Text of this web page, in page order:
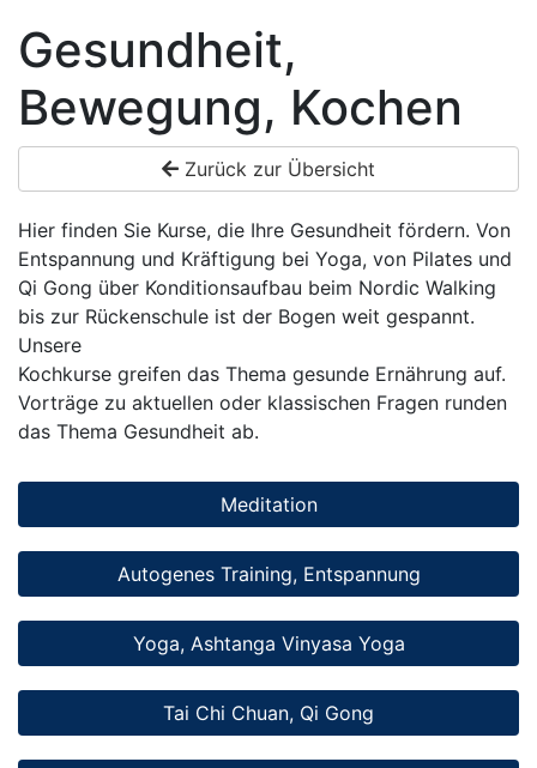
Gesundheit,
Bewegung, Kochen
Zurück zur Übersicht
Hier finden Sie Kurse, die Ihre Gesundheit fördern. Von
Entspannung und Kräftigung bei Yoga, von Pilates und
Qi Gong über Konditionsaufbau beim Nordic Walking
bis zur Rückenschule ist der Bogen weit gespannt.
Unsere
Kochkurse greifen das Thema gesunde Ernährung auf.
Vorträge zu aktuellen oder klassischen Fragen runden
das Thema Gesundheit ab.
Meditation
Autogenes Training, Entspannung
Yoga, Ashtanga Vinyasa Yoga
Tai Chi Chuan, Qi Gong